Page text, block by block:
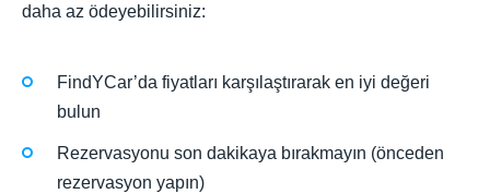
daha az ödeyebilirsiniz:
FindYCar’da fiyatları karşılaştırarak en iyi değeri
bulun
Rezervasyonu son dakikaya bırakmayın (önceden
rezervasyon yapın)